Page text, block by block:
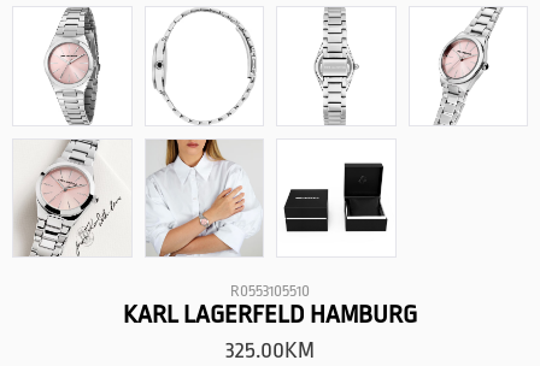
R0553105510
KARL LAGERFELD HAMBURG
325.00KM